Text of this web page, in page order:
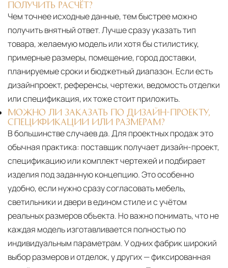
ПОЛУЧИТЬ РАСЧЁТ?
Чем точнее исходные данные, тем быстрее можно
получить внятный ответ. Лучше сразу указать тип
товара, желаемую модель или хотя бы стилистику,
примерные размеры, помещение, город доставки,
планируемые сроки и бюджетный диапазон. Если есть
дизайнпроект, референсы, чертежи, ведомость отделки
или спецификация, их тоже стоит приложить.
МОЖНО ЛИ ЗАКАЗАТЬ ПО ДИЗАЙН-ПРОЕКТУ,
СПЕЦИФИКАЦИИ ИЛИ РАЗМЕРАМ?
В большинстве случаев да. Для проектных продаж это
обычная практика: поставщик получает дизайн-проект,
спецификацию или комплект чертежей и подбирает
изделия под заданную концепцию. Это особенно
удобно, если нужно сразу согласовать мебель,
светильники и двери в едином стиле и с учётом
реальных размеров объекта. Но важно понимать, что не
каждая модель изготавливается полностью по
индивидуальным параметрам. У одних фабрик широкий
выбор размеров и отделок, у других — фиксированная